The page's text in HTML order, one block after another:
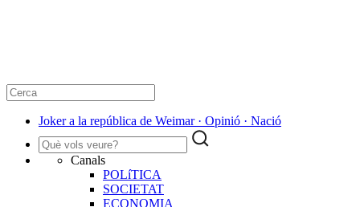
Joker a la república de Weimar · Opinió · Nació
Canals
POLíTICA
SOCIETAT
ECONOMIA